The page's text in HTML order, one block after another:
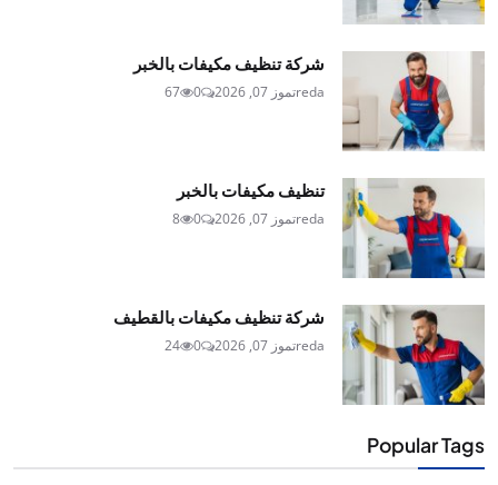
شركة تنظيف مكيفات بالخبر
redaتموز 07, 2026 0
67
تنظيف مكيفات بالخبر
redaتموز 07, 2026 0
8
شركة تنظيف مكيفات بالقطيف
redaتموز 07, 2026 0
24
Popular Tags